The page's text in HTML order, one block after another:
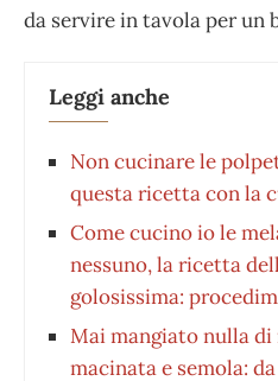
da servire in tavola per un
Leggi anche
Non cucinare le
questa ricetta con la
Come cucino io le
nessuno, la ricetta
golosissima:
Mai mangiato nulla di
macinata e semola: